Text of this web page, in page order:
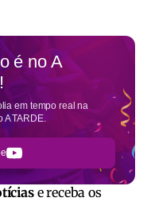
é noA
em tempo real na
TARDE.
e receba os